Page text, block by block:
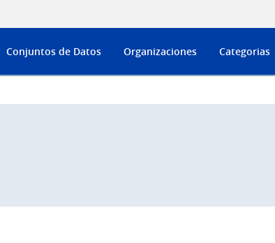
Conjuntos de Datos Organizaciones Categorias